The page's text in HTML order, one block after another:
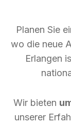
Planen Sie
wo die neue
Erlangen
Wir bieten
unserer